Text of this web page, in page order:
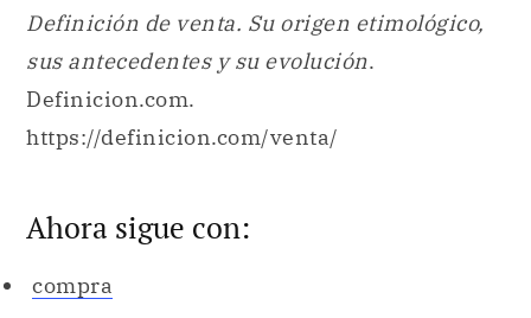
Definición de venta. Su origen etimológico,
sus antecedentes y su evolución.
Definicion.com.
https://definicion.com/venta/
Ahora sigue con:
compra